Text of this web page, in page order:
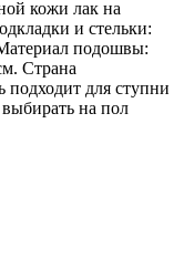
кожи лак на
и стельки:
подошвы:
Cтрана
подходит для ступни
на пол